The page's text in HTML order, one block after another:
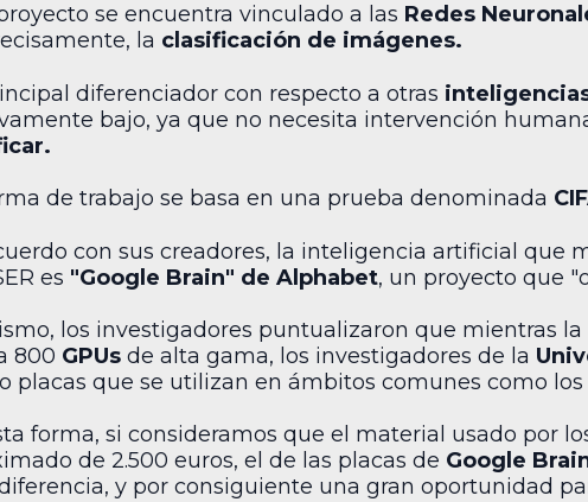
se encuentra vinculado a las Redes
la clasificación de imágenes.
diferenciador con respecto a otras
bajo, ya que no necesita intervención
de trabajo se basa en una prueba denominada
con sus creadores, la inteligencia artificial que
es "Google Brain" de Alphabet, un proyecto que
los investigadores puntualizaron que mientras
800 GPUs de alta gama, los investigadores de la
placas que se utilizan en ámbitos comunes como los
forma, si consideramos que el material usado por
de 2.500 euros, el de las placas de Google
y por consiguiente una gran oportunidad